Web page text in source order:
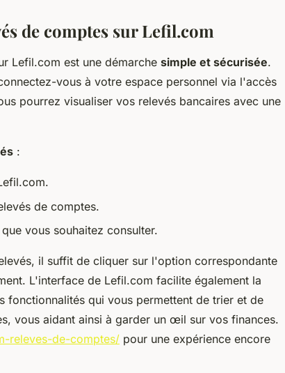
de comptes sur Lefil.com
Lefil.com est une démarche simple et sécurisée.
vous à votre espace personnel via l'accès
pourrez visualiser vos relevés bancaires avec une
:
de comptes.
vous souhaitez consulter.
il suffit de cliquer sur l'option correspondante
L'interface de Lefil.com facilite également la
fonctionnalités qui vous permettent de trier et de
vous aidant ainsi à garder un œil sur vos finances.
releves-de-comptes/ pour une expérience encore